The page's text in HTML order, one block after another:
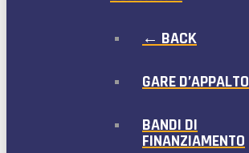
← BACK
GARE D’APPALTO
BANDI DI
FINANZIAMENTO